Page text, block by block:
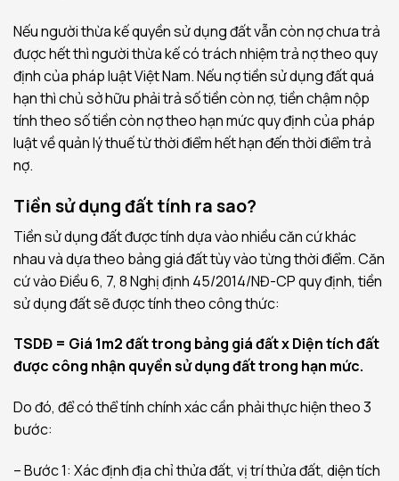
Nếu người thừa kế quyền sử dụng đất vẫn còn nợ chưa trả
được hết thì người thừa kế có trách nhiệm trả nợ theo quy
định của pháp luật Việt Nam. Nếu nợ tiền sử dụng đất quá
hạn thì chủ sở hữu phải trả số tiền còn nợ, tiền chậm nộp
tính theo số tiền còn nợ theo hạn mức quy định của pháp
luật về quản lý thuế từ thời điểm hết hạn đến thời điểm trả
nợ.
Tiền sử dụng đất tính ra sao?
Tiền sử dụng đất được tính dựa vào nhiều căn cứ khác
nhau và dựa theo bảng giá đất tùy vào từng thời điểm. Căn
cứ vào Điều 6, 7, 8 Nghị định 45/2014/NĐ-CP quy định, tiền
sử dụng đất sẽ được tính theo công thức:
TSDĐ = Giá 1m2 đất trong bảng giá đất x Diện tích đất
được công nhận quyền sử dụng đất trong hạn mức.
Do đó, để có thể tính chính xác cần phải thực hiện theo 3
bước:
– Bước 1: Xác định địa chỉ thửa đất, vị trí thửa đất, diện tích